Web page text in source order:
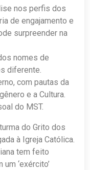
nos perfis dos
de engajamento e
surpreender na
nomes de
diferente.
com pautas da
e a Cultura.
do MST.
do Grito dos
à Igreja Católica.
tem feito
‘exército’